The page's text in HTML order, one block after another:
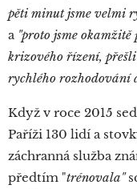
pěti minut jsme velmi
a "proto jsme
krizového řízení,
rychlého rozhodování
Když v roce 2015
Paříži 130 lidí a
záchranná služba
předtím "trénovala"